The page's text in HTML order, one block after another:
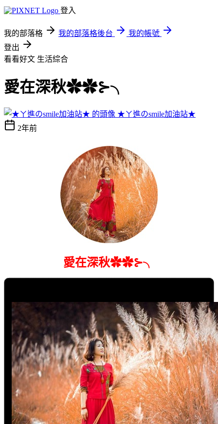
登入
我的部落格 我的部落格後台
我的帳號
登出
看看好文 生活綜合
愛在深秋✿✿⊱╮
★ㄚ進のsmile加油站★
2年前
愛在深秋✿✿⊱╮